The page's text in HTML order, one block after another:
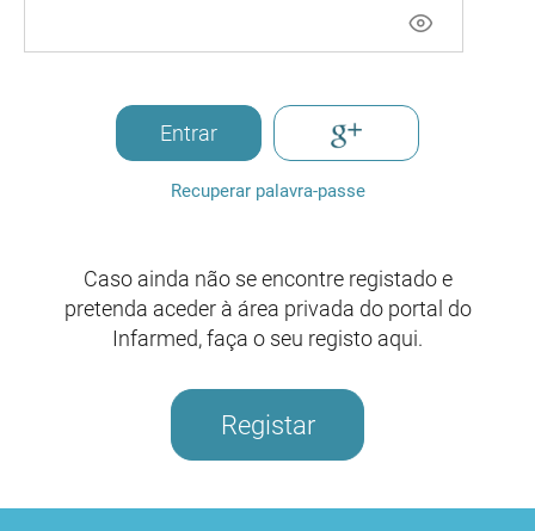
Entrar
Recuperar palavra-passe
Caso ainda não se encontre registado e
pretenda aceder à área privada do portal do
Infarmed, faça o seu registo aqui.
Registar